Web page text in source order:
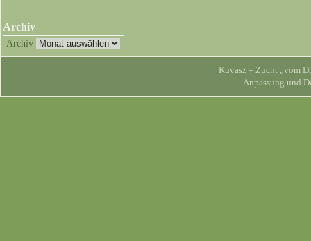
Archiv
Archiv
Kuvasz – Zucht „vom
Anpassung und